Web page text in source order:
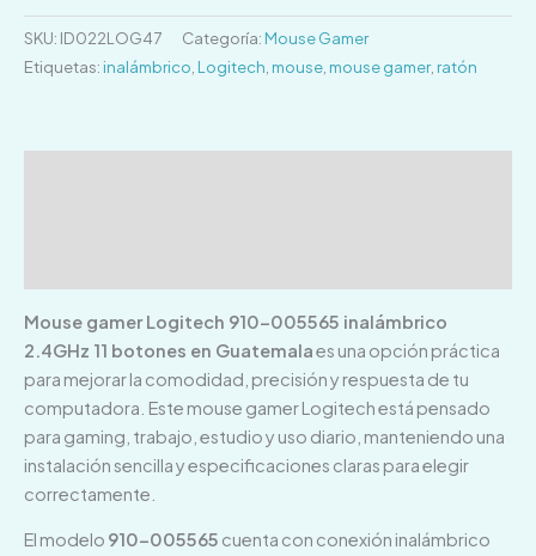
SKU: ID022LOG47 Categoría: Mouse Gamer
Etiquetas: inalámbrico Logitech mouse mouse gamer, ratón
Mouse gamer Logitech 910-005565 inalámbrico
2.4GHz 11 botones en Guatemalaes una opción práctica
para mejorar la comodidad, precisión y respuesta de tu
computadora. Este mouse gamer Logitech está pensado
para gaming, trabajo, estudio y uso diario, manteniendo una
instalación sencilla y especificaciones claras para elegir
correctamente.
El modelo 910-005565 cuenta con conexión inalámbrico